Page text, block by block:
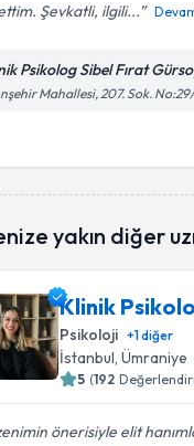
Şevkatli, ilgili...
Psikolog Sibel Fırat
Mahallesi, 207. Sok.
yakın diğer
Klinik
Psikoloji +1diğer
İstanbul , Ümraniye
5 (192
önerisiyle elit